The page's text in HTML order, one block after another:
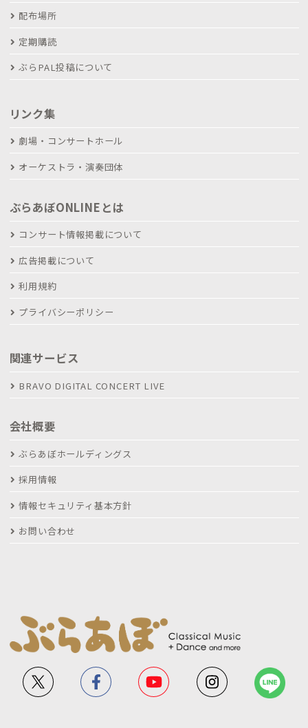
配布場所
定期購読
ぶらPAL投稿について
リンク集
劇場・コンサートホール
オーケストラ・演奏団体
ぶらあぼONLINEとは
コンサート情報掲載について
広告掲載について
利用規約
プライバシーポリシー
関連サービス
BRAVO DIGITAL CONCERT LIVE
会社概要
ぶらあぼホールディングス
採用情報
情報セキュリティ基本方針
お問い合わせ